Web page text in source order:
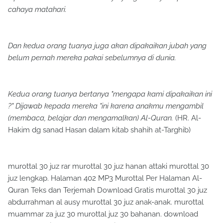
cahaya matahari.
Dan kedua orang tuanya juga akan dipakaikan jubah yang
belum pernah mereka pakai sebelumnya di dunia.
Kedua orang tuanya bertanya "mengapa kami dipakaikan ini
?" Dijawab kepada mereka "ini karena anakmu mengambil
(membaca, belajar dan mengamalkan) Al-Quran. (HR. Al-
Hakim dg sanad Hasan dalam kitab shahih at-Targhib)
murottal 30 juz rar murottal 30 juz hanan attaki murottal 30
juz lengkap. Halaman 402 MP3 Murottal Per Halaman Al-
Quran Teks dan Terjemah Download Gratis murottal 30 juz
abdurrahman al ausy murottal 30 juz anak-anak. murottal
muammar za juz 30 murottal juz 30 bahanan. download